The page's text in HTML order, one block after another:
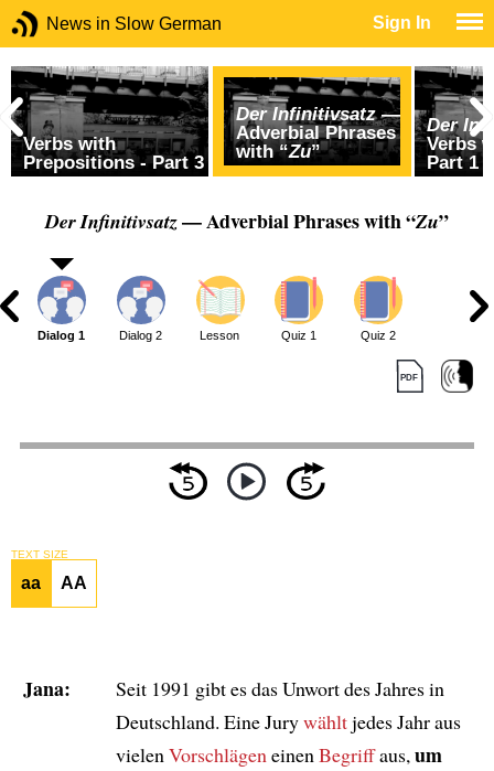
News in Slow German Sign In
Verbs with
Prepositions - Part 3
Der Infinitivsatz—
Adverbial Phrases
with “Zu”
Der
Verbs
Part 1
Der Infinitivsatz— Adverbial Phrases with “Zu”
Dialog 1 Dialog 2 Lesson Quiz 1 Quiz 2
TEXT SIZE
aa AA
Jana:
Seit 1991 gibt es das Unwort des Jahres in
Deutschland. Eine Jurywähltjedes Jahr aus
vielen Vorschlägen einen Begriffaus, um